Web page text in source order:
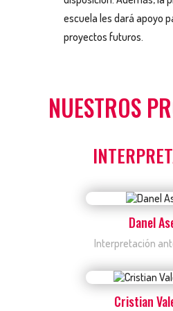
escuela les dará apoyo
proyectos futuros.
NUESTROS
Danel
Interpretación
Cristian